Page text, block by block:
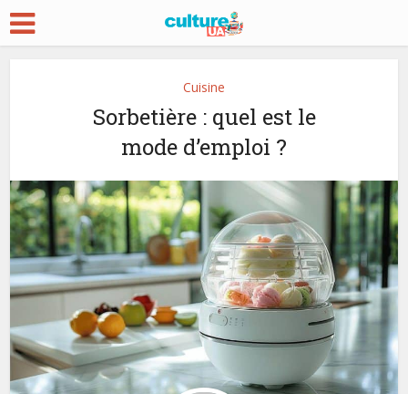
Cuisine
Sorbetière : quel est le
mode d’emploi ?